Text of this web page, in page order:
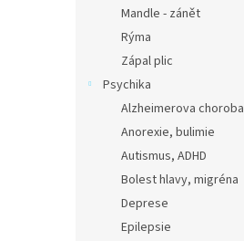
Mandle - zánět
Rýma
Zápal plic
Psychika
Alzheimerova choroba
Anorexie, bulimie
Autismus, ADHD
Bolest hlavy, migréna
Deprese
Epilepsie